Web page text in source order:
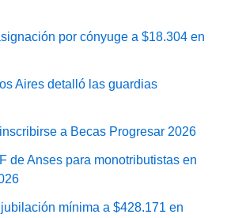
por cónyuge a $18.304 en
Aires detalló las guardias
a Becas Progresar 2026
de Anses para monotributistas en
mínima a $428.171 en